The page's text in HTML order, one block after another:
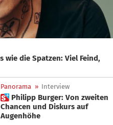
Panorama » Interview
 Philipp Burger: Von zweiten
Chancen und Diskurs auf
Augenhöhe